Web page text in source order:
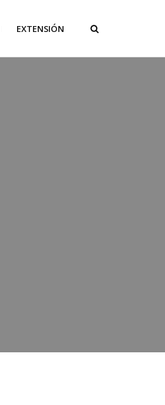
EXTENSIÓN